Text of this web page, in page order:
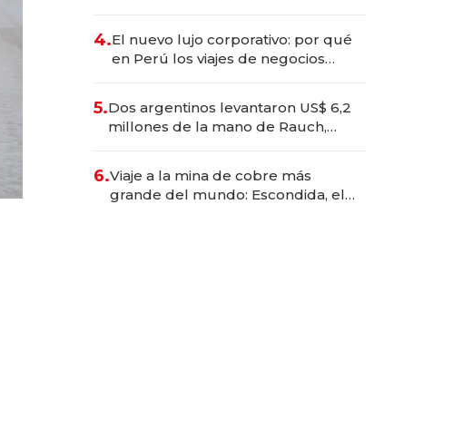
4.El nuevo lujo corporativo: por qué
en Perú los viajes de negocios
transformadoras
5.Dos argentinos levantaron US$ 6,2
millones de la mano de Rauch,
6.Viaje a la mina de cobre más
grande del mundo: Escondida, el